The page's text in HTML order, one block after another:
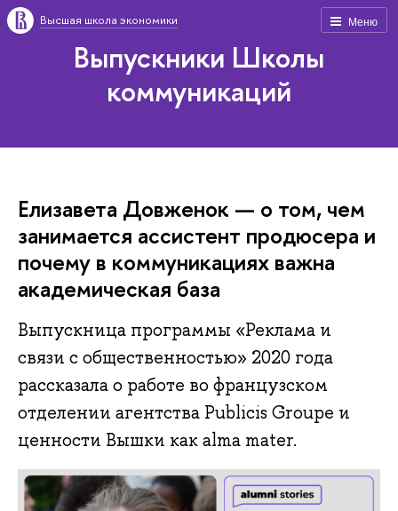
Меню
Высшая школа экономики
Выпускники Школы
коммуникаций
Елизавета Довженок — о том, чем
занимается ассистент продюсера и
почему в коммуникациях важна
академическая база
Выпускница программы «Реклама и
связи с общественностью» 2020 года
рассказала о работе во французском
отделении агентства Publicis Groupe и
ценности Вышки как alma mater.